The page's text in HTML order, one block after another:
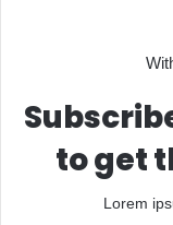
to get
Lorem